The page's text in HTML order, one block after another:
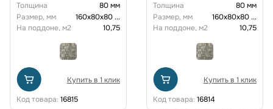
Толщина
80 мм
Размер, мм
160х80х80...
На поддоне, м2
10,75
Купить в 1 клик
Код товара: 16815
Толщина
80 мм
Размер, мм
160х80х80...
На поддоне, м2
10,75
Купить в 1 клик
Код товара: 16814